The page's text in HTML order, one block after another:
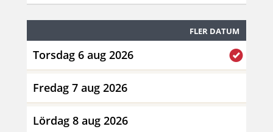
FLER DATUM
Torsdag 6 aug 2026
Fredag 7 aug 2026
Lördag 8 aug 2026